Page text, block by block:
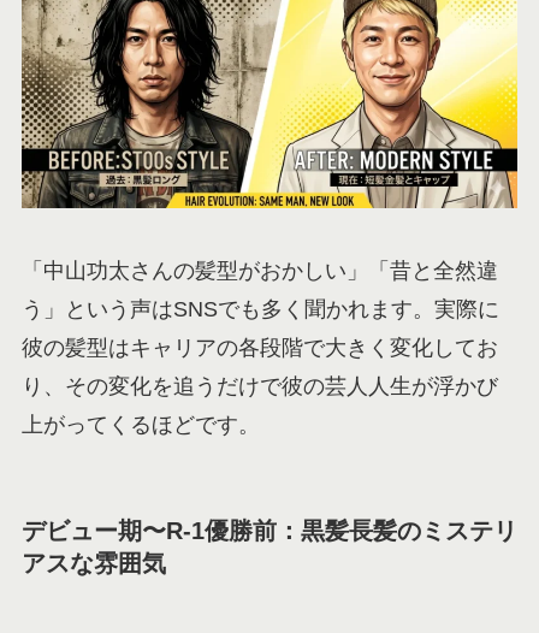
「中山功太さんの髪型がおかしい」「昔と全然違
う」という声はSNSでも多く聞かれます。実際に
彼の髪型はキャリアの各段階で大きく変化してお
り、その変化を追うだけで彼の芸人人生が浮かび
上がってくるほどです。
デビュー期〜R-1優勝前：黒髪長髪のミステリ
アスな雰囲気